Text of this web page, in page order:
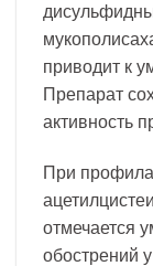
приводит к
Препарат
активность
При
отмечается
обострений у